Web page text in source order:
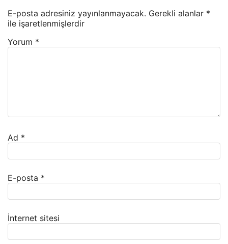
E-posta adresiniz yayınlanmayacak. Gerekli alanlar *
ile işaretlenmişlerdir
Yorum *
Ad *
E-posta *
İnternet sitesi